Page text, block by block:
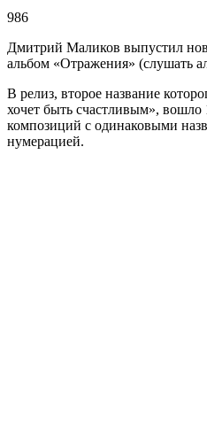
986
Дмитрий Маликов выпустил
альбом «Отражения» (слушать
В релиз, второе название
хочет быть счастливым»,
композиций с одинаковыми
нумерацией.